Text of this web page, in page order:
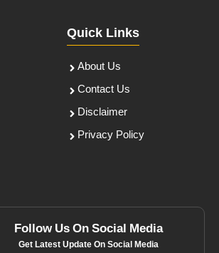
Quick Links
About Us
Contact Us
Disclaimer
Privacy Policy
Follow Us On Social Media
Get Latest Update On Social Media